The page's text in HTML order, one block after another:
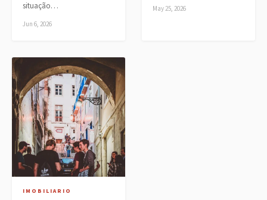
situação…
Jun 6, 2026
May 25, 2026
IMOBILIARIO